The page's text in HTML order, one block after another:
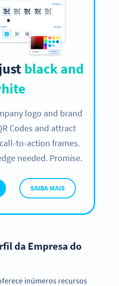
black and
logo and brand
Codes and attract
to-action frames.
needed. Promise.
SAIBA MAIS
da Empresa do
inúmeros recursos